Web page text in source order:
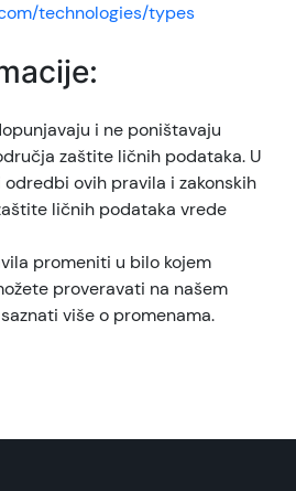
technologies/types
i ne poništavaju
zaštite ličnih podataka. U
ovih pravila i zakonskih
ličnih podataka vrede
promeniti u bilo kojem
proveravati na našem
više o promenama.